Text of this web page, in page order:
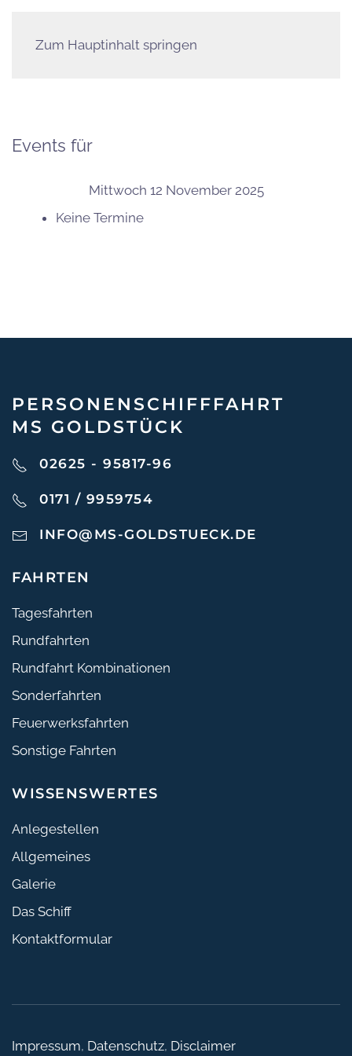
Zum Hauptinhalt springen
Events für
Mittwoch 12 November 2025
Keine Termine
PERSONEN­SCHIFF­FAHRT
MS GOLDSTÜCK
02625 - 95817-96
0171 / 9959754
INFO@MS-GOLDSTUECK.DE
FAHRTEN
Tagesfahrten
Rundfahrten
Rundfahrt Kombinationen
Sonderfahrten
Feuerwerksfahrten
Sonstige Fahrten
WISSENSWERTES
Anlegestellen
Allgemeines
Galerie
Das Schiff
Kontaktformular
Impressum, Datenschutz, Disclaimer